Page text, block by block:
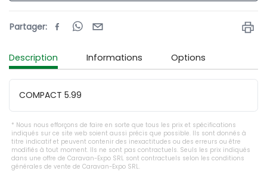
Partager:
Description Informations Options
COMPACT 5.99
Nous nous efforçons de faire en sorte que tous les prix et spécifications
indiqués sur ce site web soient aussi précis que possible. Ils sont donnés à
titre indicatif et peuvent contenir des inexactitudes ou des erreurs ou être
modifiés à tout moment. Ils ne sont pas contractuels. Seuls les prix indiqués
dans une offre de Caravan-Expo SRL sont contractuels selon les conditions
générales de vente de Caravan-Expo SRL.